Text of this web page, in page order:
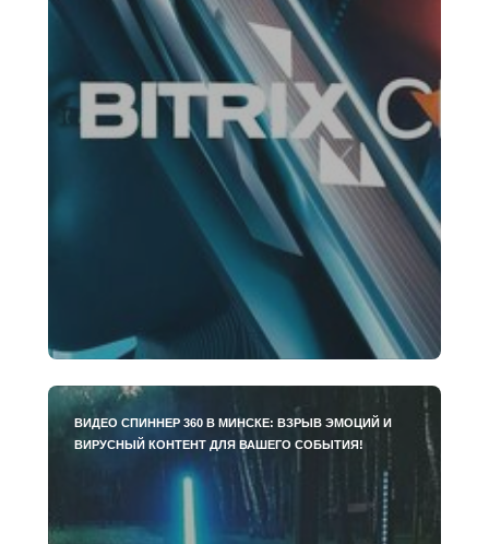
ВИДЕО СПИННЕР 360 В МИНСКЕ: ВЗРЫВ ЭМОЦИЙ И
ВИРУСНЫЙ КОНТЕНТ ДЛЯ ВАШЕГО СОБЫТИЯ!